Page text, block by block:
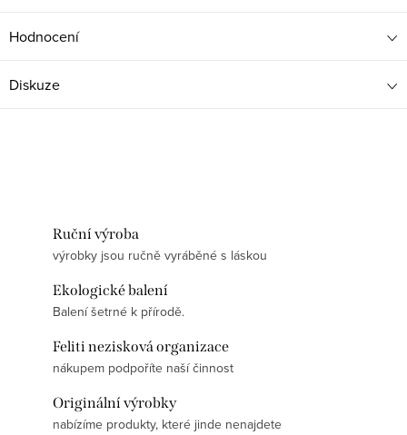
Hodnocení
Diskuze
Ruční výroba
výrobky jsou ručně vyráběné s láskou
Ekologické balení
Balení šetrné k přírodě.
Feliti nezisková organizace
nákupem podpoříte naší činnost
Originální výrobky
nabízíme produkty, které jinde nenajdete